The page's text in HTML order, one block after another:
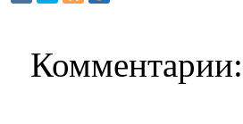
Комментарии: